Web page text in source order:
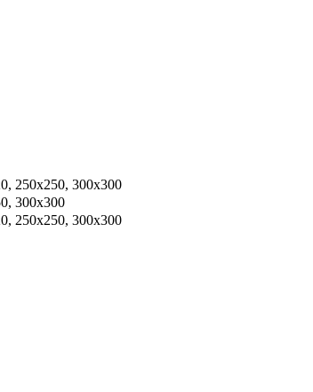
250х250, 300x300
300x300
250х250, 300х300